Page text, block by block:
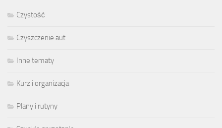
Czystość
Czyszczenie aut
Inne tematy
Kurz i organizacja
Plany i rutyny